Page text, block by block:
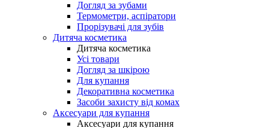
Догляд за зубами
Термометри, аспіратори
Прорізувачі для зубів
Дитяча косметика
Дитяча косметика
Усі товари
Догляд за шкірою
Для купання
Декоративна косметика
Засоби захисту від комах
Аксесуари для купання
Аксесуари для купання